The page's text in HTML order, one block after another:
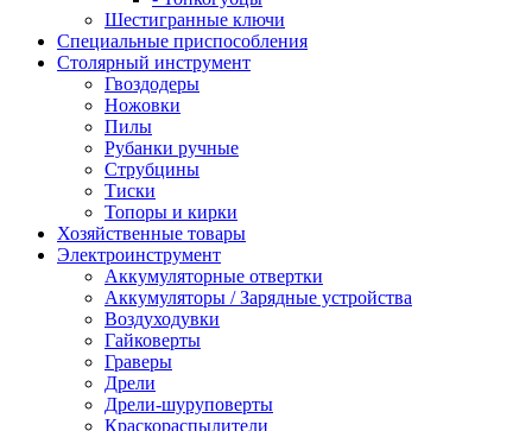
Шестигранные ключи
Специальные приспособления
Столярный инструмент
Гвоздодеры
Ножовки
Пилы
Рубанки ручные
Струбцины
Тиски
Топоры и кирки
Хозяйственные товары
Электроинструмент
Аккумуляторные отвертки
Аккумуляторы / Зарядные устройства
Воздуходувки
Гайковерты
Граверы
Дрели
Дрели-шуруповерты
Краскораспылители